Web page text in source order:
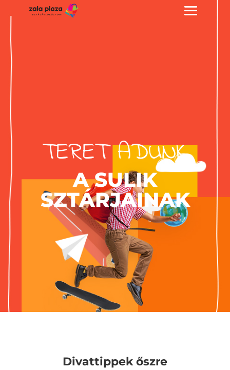
TERET ADUNK
A SULIK
SZTÁRJAINAK
Divattippek őszre